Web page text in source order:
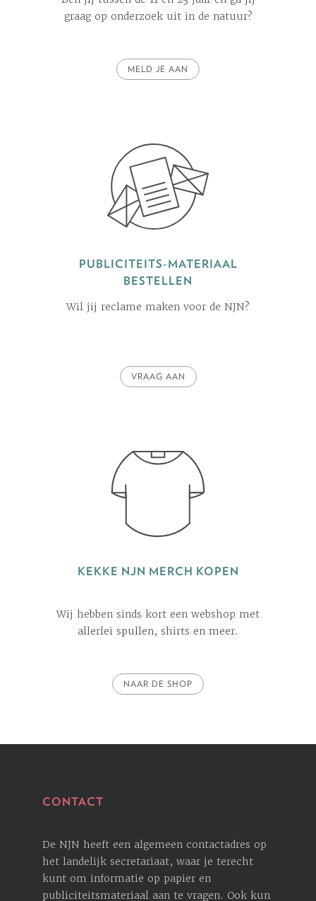
graag op onderzoek uit in de natuur?
MELD JE AAN
PUBLICITEITS-MATERIAAL
BESTELLEN
Wil jij reclame maken voor de NJN?
VRAAG AAN
KEKKE NJN MERCH KOPEN
Wij hebben sinds kort een webshop met
allerlei spullen, shirts en meer.
NAAR DE SHOP
CONTACT
De NJN heeft een algemeen contactadres op
het landelijk secretariaat, waar je terecht
kunt om informatie op papier en
publiciteitsmateriaal aan te vragen. Ook kun